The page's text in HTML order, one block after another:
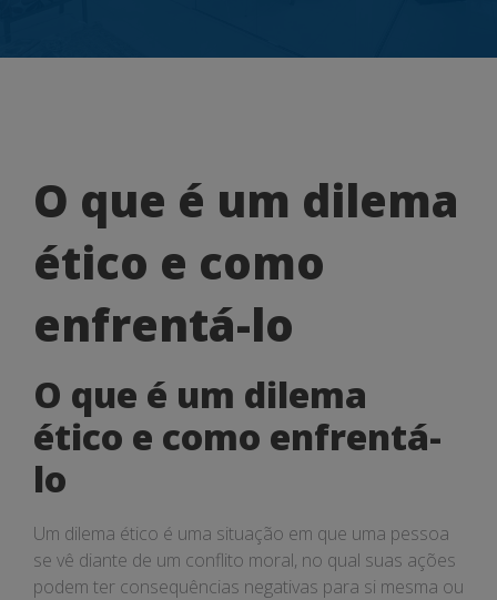
O
que
é
um
dilema
ético
e
como
enfrentá-
lo
O que é um dilema
ético e como
enfrentá-lo
O que é um dilema
ético e como enfrentá-
lo
Um dilema ético é uma situação em que uma pessoa
se vê diante de um conflito moral, no qual suas ações
podem ter consequências negativas para si mesma ou